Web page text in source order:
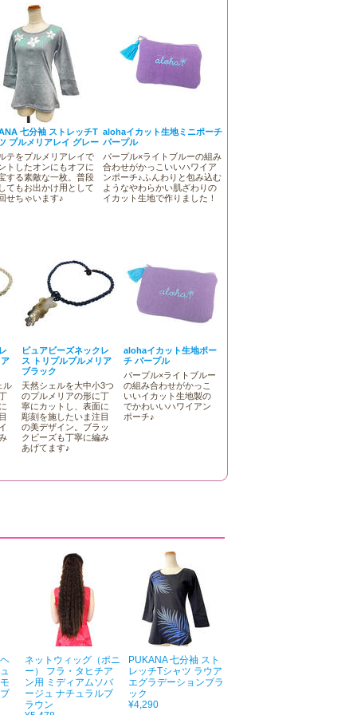
七分袖 ストレッチT
プルメリアレイ グレー
テをプルメリアレイで
トしたオンにもオフに
する素敵な一枚。普段
てもお出かけ用として
せちゃいます♪
alohaイカット生地ミニポーチ
パープル
パープル×ライトブルーの組み
合わせがかっこいいハワイア
ンポーチ♪ふんわりと包み込む
ようなやわらかい肌ざわりの
イカット生地で作りました！
ル
ピュアビーズネックレ
ス トリプルプルメリア
ブラック
天然シェルを大中小3つ
のプルメリアの形に丁
寧にカットし、表面に
彫刻を施したいま注目
の美デザイン。ブラッ
クビーズも丁寧に編み
あげてます♪
alohaイカット生地ポー
チ パープル
パープル×ライトブルー
の組み合わせがかっこ
いいイカット生地製の
でかわいいハワイアン
ポーチ♪
ネットウィッグ（ポニ
ー） フラ・タヒチア
ン用 ミディアムソバ
ージュ ナチュラルブ
ラウン
PUKANA 七分袖 スト
レッチTシャツ ラウア
エグラデーションブラ
ック
¥4,290